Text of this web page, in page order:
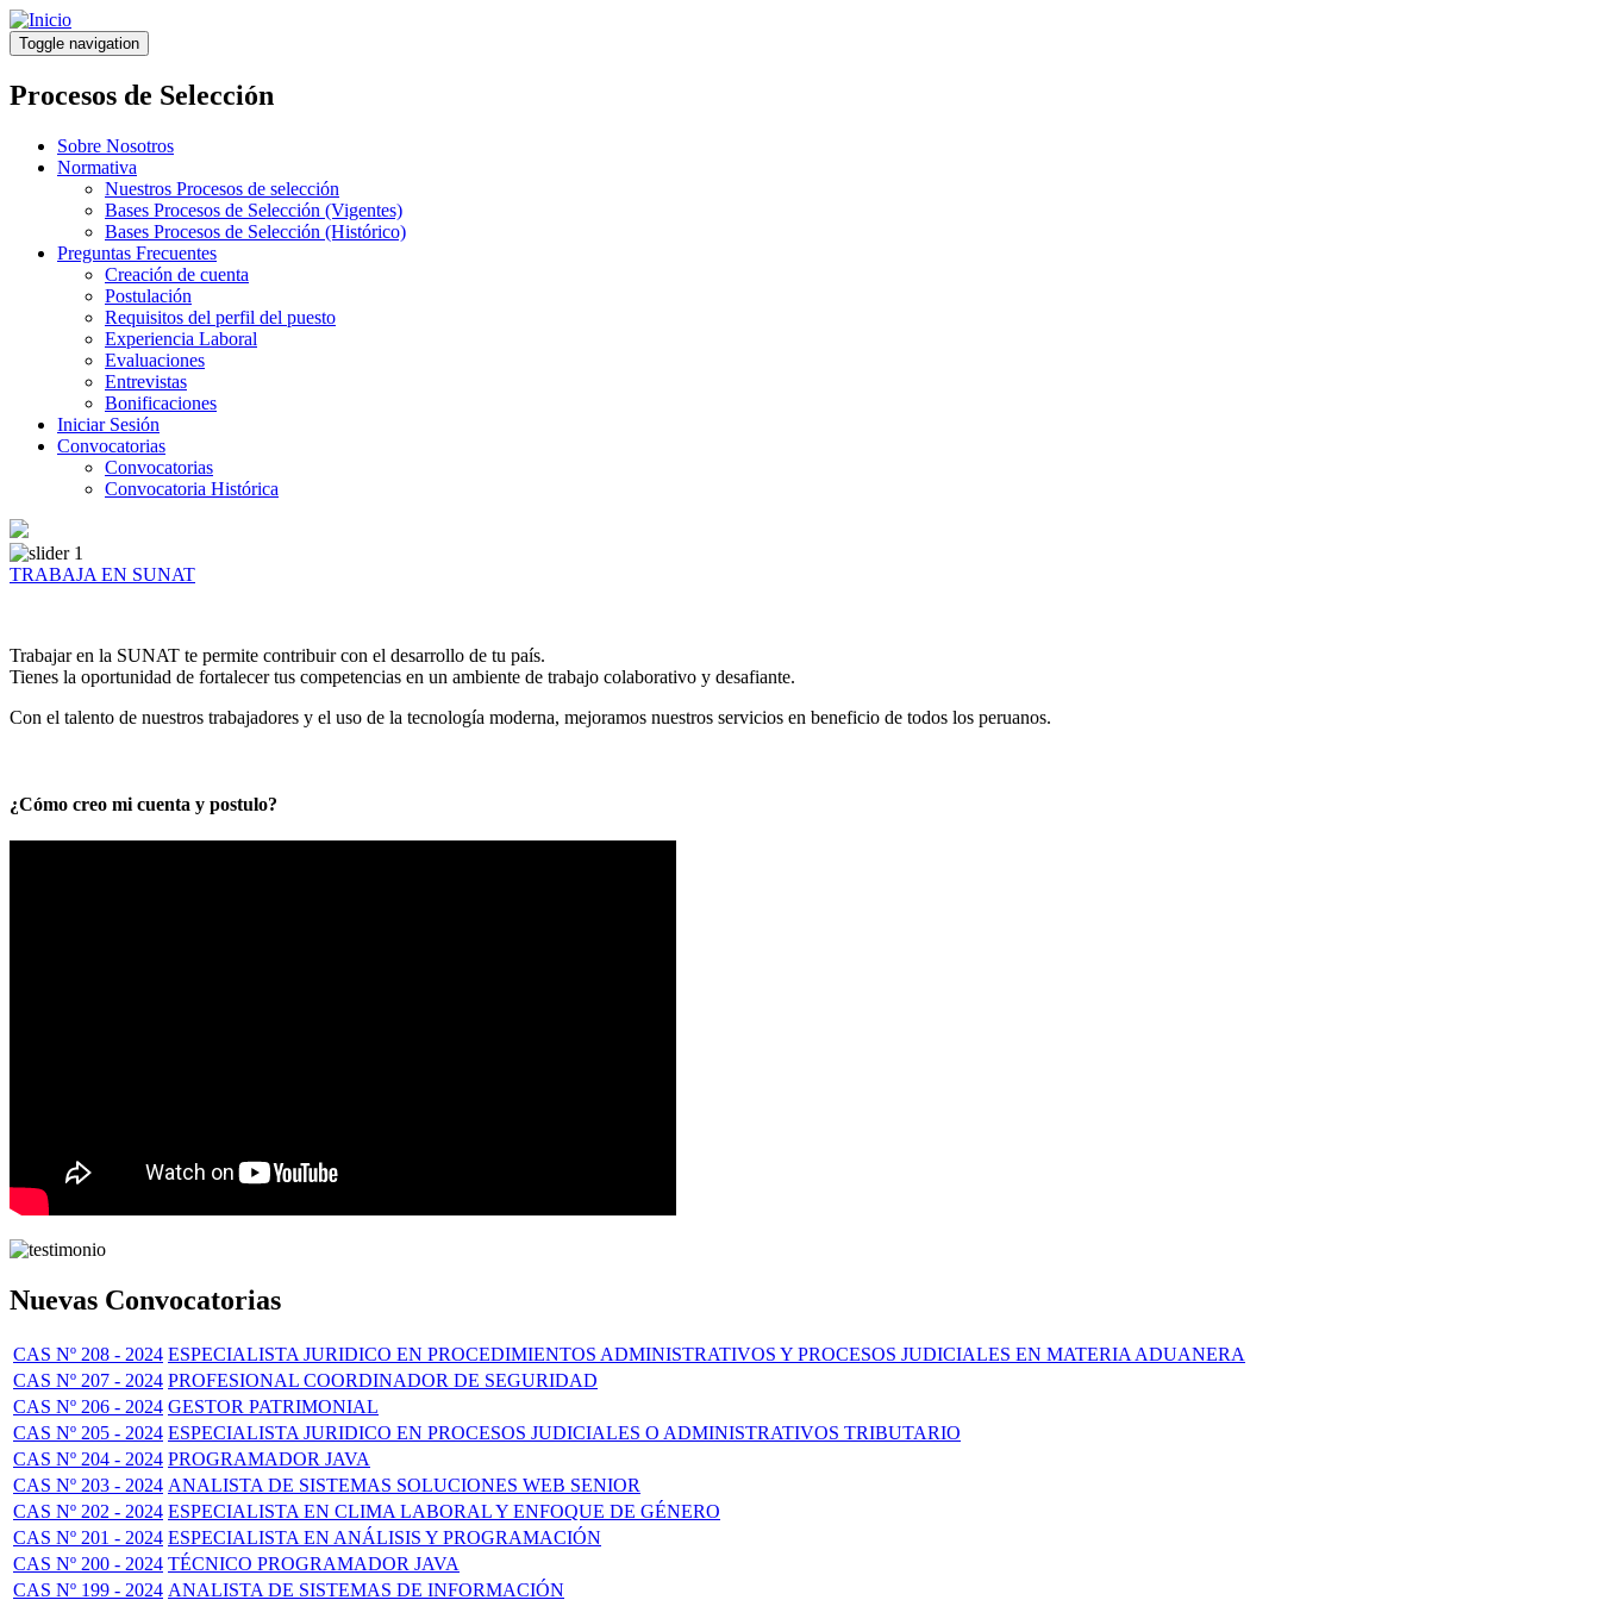
Pasar
al
contenido
principal
Toggle navigation
Procesos de Selección
Sobre Nosotros
Normativa
Nuestros Procesos de selección
Bases Procesos de Selección (Vigentes)
Bases Procesos de Selección (Histórico)
Preguntas Frecuentes
Creación de cuenta
Postulación
Requisitos del perfil del puesto
Experiencia Laboral
Evaluaciones
Entrevistas
Bonificaciones
Iniciar Sesión
Convocatorias
Convocatorias
Convocatoria Histórica
TRABAJA EN SUNAT
Trabajar en la SUNAT te permite contribuir con el desarrollo de tu país.
Tienes la oportunidad de fortalecer tus competencias en un ambiente de trabajo colaborativo y desafiante.
Con el talento de nuestros trabajadores y el uso de la tecnología moderna, mejoramos nuestros servicios en beneficio de todos los peruanos.
¿Cómo creo mi cuenta y postulo?
Nuevas Convocatorias
CAS Nº 208 - 2024 ESPECIALISTA JURIDICO EN PROCEDIMIENTOS ADMINISTRATIVOS Y PROCESOS JUDICIALES EN MATERIA ADUANERA
CAS Nº 207 - 2024 PROFESIONAL COORDINADOR DE SEGURIDAD
CAS Nº 206 - 2024 GESTOR PATRIMONIAL
CAS Nº 205 - 2024 ESPECIALISTA JURIDICO EN PROCESOS JUDICIALES O ADMINISTRATIVOS TRIBUTARIO
CAS Nº 204 - 2024 PROGRAMADOR JAVA
CAS Nº 203 - 2024 ANALISTA DE SISTEMAS SOLUCIONES WEB SENIOR
CAS Nº 202 - 2024 ESPECIALISTA EN CLIMA LABORAL Y ENFOQUE DE GÉNERO
CAS Nº 201 - 2024 ESPECIALISTA EN ANÁLISIS Y PROGRAMACIÓN
CAS Nº 200 - 2024 TÉCNICO PROGRAMADOR JAVA
CAS Nº 199 - 2024 ANALISTA DE SISTEMAS DE INFORMACIÓN